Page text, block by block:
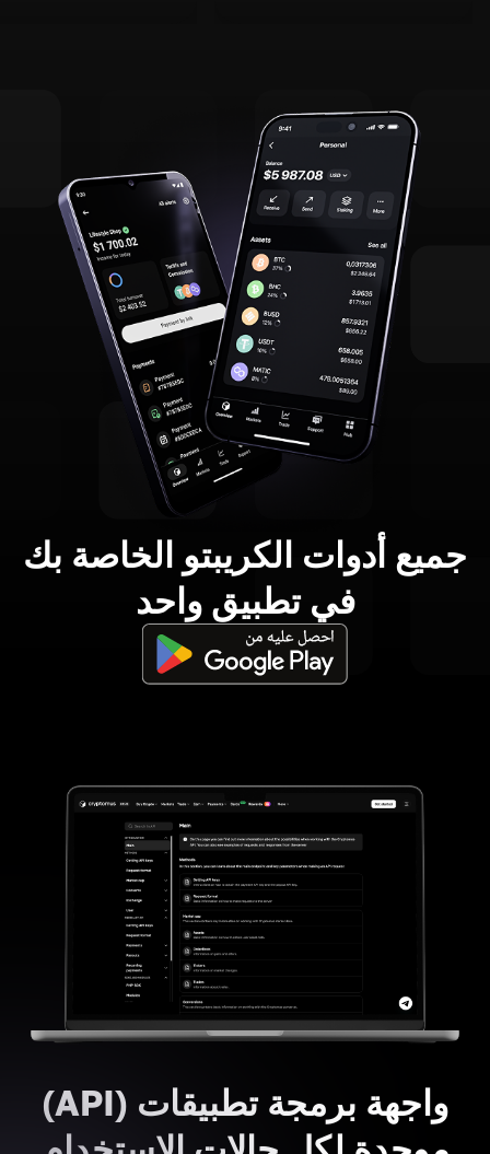
جميع أدوات الكريبتو الخاصة بك
في تطبيق واحد
واجهة برمجة تطبيقات (API)